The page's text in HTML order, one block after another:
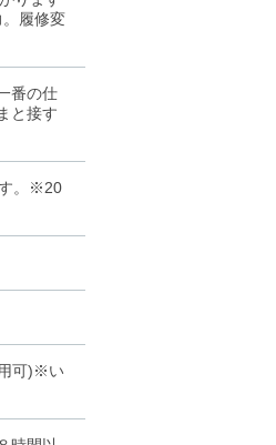
履修変
番の仕
と接す
す。※20
可)※い